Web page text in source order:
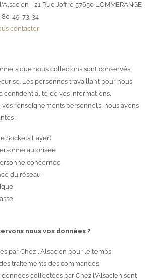
- 21 Rue Joffre 57650 LOMMERANGE
49-73-34
contacter
que nous collectons sont conservés
Les personnes travaillant pour nous
confidentialité de vos informations.
renseignements personnels, nous avons
:
Sockets Layer)
autorisée
concernée
du réseau
nous vos données ?
par Chez l'Alsacien pour le temps
traitements des commandes.
collectées par Chez l'Alsacien sont